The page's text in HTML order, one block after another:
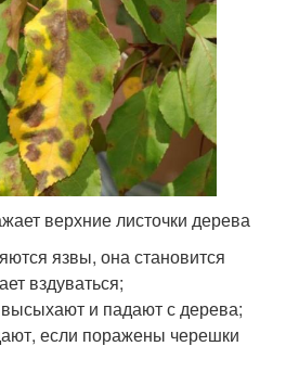
верхние листочки дерева
язвы, она становится
вздуваться;
и падают с дерева;
если поражены черешки